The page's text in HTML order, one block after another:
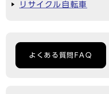
リサイクル自転車
よくある質問FAQ